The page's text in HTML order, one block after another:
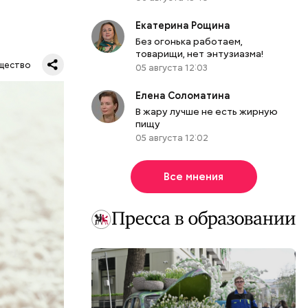
Екатерина Рощина
Без огонька работаем,
товарищи, нет энтузиазма!
05 августа 12:03
Елена Соломатина
В жару лучше не есть жирную
пищу
05 августа 12:02
Все мнения